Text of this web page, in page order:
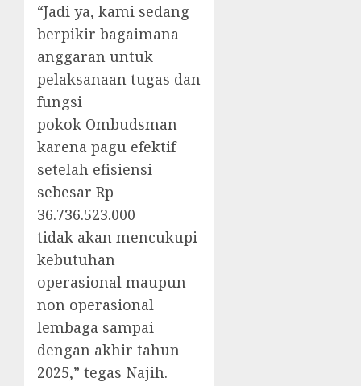
“Jadi ya, kami sedang
berpikir bagaimana
anggaran untuk
pelaksanaan tugas dan
fungsi
pokok Ombudsman
karena pagu efektif
setelah efisiensi
sebesar Rp
36.736.523.000
tidak akan mencukupi
kebutuhan
operasional maupun
non operasional
lembaga sampai
dengan akhir tahun
2025,” tegas Najih.